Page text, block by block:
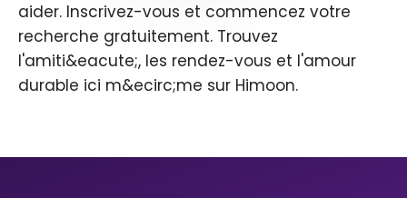
aider. Inscrivez-vous et commencez votre
recherche gratuitement. Trouvez
l'amiti&eacute;, les rendez-vous et l'amour
durable ici m&ecirc;me sur Himoon.